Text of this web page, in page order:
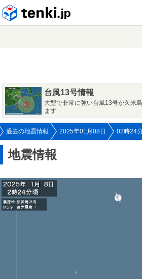
台風13号情報
大型で非常に強い台風13号が久米
ます
過去の地震情報 2025年01月08日 02時24
地震情報